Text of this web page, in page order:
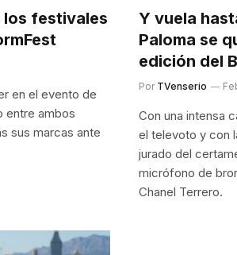
los festivales
en el evento de
entre ambos
sus marcas ante
Y vuela
Paloma se
edición del
Por TVenserio
Con una intensa
el televoto y con
jurado del
micrófono de
Chanel Terrero.